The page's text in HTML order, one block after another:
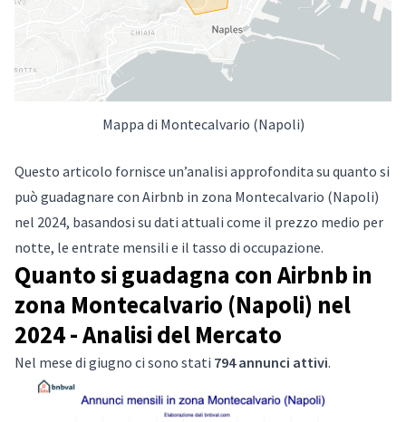
Mappa di Montecalvario (Napoli)
Questo articolo fornisce un’analisi approfondita su quanto si
può guadagnare con Airbnb in zona Montecalvario (Napoli)
nel 2024, basandosi su dati attuali come il prezzo medio per
notte, le entrate mensili e il tasso di occupazione.
Quanto si guadagna con Airbnb in
zona Montecalvario (Napoli) nel
2024 - Analisi del Mercato
Nel mese di giugno ci sono stati 794 annunci attivi.